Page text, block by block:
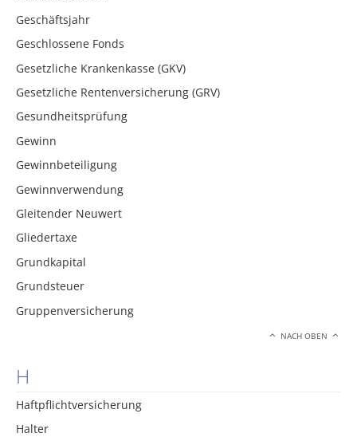
Geschäftsjahr
Geschlossene Fonds
Gesetzliche Krankenkasse (GKV)
Gesetzliche Rentenversicherung (GRV)
Gesundheitsprüfung
Gewinn
Gewinnbeteiligung
Gewinnverwendung
Gleitender Neuwert
Gliedertaxe
Grundkapital
Grundsteuer
Gruppenversicherung
NACH OBEN
H
Haftpflichtversicherung
Halter